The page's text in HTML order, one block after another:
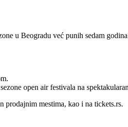
u Beogradu već punih sedam
open air festivala na
prodajnim mestima, kao i na tickets.rs.